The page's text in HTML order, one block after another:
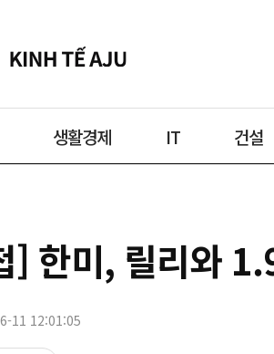
생활경제 IT 건설
] 한미, 릴리와
11 12:01:05